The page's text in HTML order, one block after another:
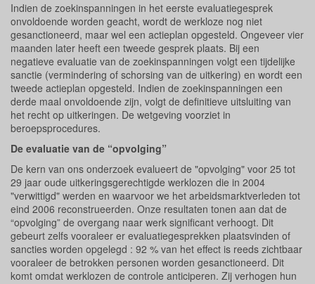
Indien de zoekinspanningen in het eerste evaluatiegesprek
onvoldoende worden geacht, wordt de werkloze nog niet
gesanctioneerd, maar wel een actieplan opgesteld. Ongeveer vier
maanden later heeft een tweede gesprek plaats. Bij een
negatieve evaluatie van de zoekinspanningen volgt een tijdelijke
sanctie (vermindering of schorsing van de uitkering) en wordt een
tweede actieplan opgesteld. Indien de zoekinspanningen een
derde maal onvoldoende zijn, volgt de definitieve uitsluiting van
het recht op uitkeringen. De wetgeving voorziet in
beroepsprocedures.
De evaluatie van de “opvolging”
De kern van ons onderzoek evalueert de "opvolging" voor 25 tot
29 jaar oude uitkeringsgerechtigde werklozen die in 2004
"verwittigd" werden en waarvoor we het arbeidsmarktverleden tot
eind 2006 reconstrueerden. Onze resultaten tonen aan dat de
“opvolging” de overgang naar werk significant verhoogt. Dit
gebeurt zelfs vooraleer er evaluatiegesprekken plaatsvinden of
sancties worden opgelegd : 92 % van het effect is reeds zichtbaar
vooraleer de betrokken personen worden gesanctioneerd. Dit
komt omdat werklozen de controle anticiperen. Zij verhogen hun